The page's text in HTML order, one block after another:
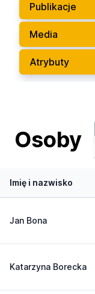
Publikacje
Media
Atrybuty
Osoby
Imię i nazwisko
Jan Bona
Katarzyna Borecka